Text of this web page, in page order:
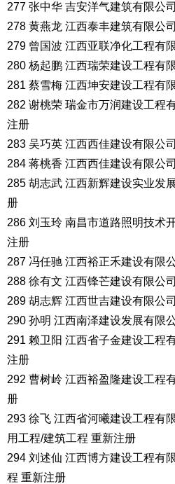
277 张中华 吉安洋气建筑有限公
278 黄燕龙 江西泰丰建筑有限公
279 曾国波 江西亚联净化工程有
280 杨起鹏 江西瑞荣建设工程有
281 蔡雪梅 江西坤安建设工程有
282 谢桃荣 瑞金市万润建设工程
注册
283 吴巧英 江西西佳建设有限公
284 蒋桃香 江西西佳建设有限公
285 胡志武 江西新辉建设实业发
册
286 刘玉玲 南昌市道路照明技术
注册
287 冯任驰 江西裕正禾建设有限
288 徐有文 江西锋芒建设有限公
289 胡志辉 江西世吉建设有限公
290 孙明 江西南泽建设发展有限
291 赖卫阳 江西省子金建设工程
注册
292 曹树岭 江西裕盈隆建设工程
册
293 徐飞 江西省河曦建设工程有
用工程/建筑工程 重新注册
294 刘述仙 江西博方建设工程有
程 重新注册